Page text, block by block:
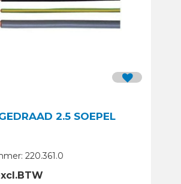
2.5 SOEPEL
220.361.0